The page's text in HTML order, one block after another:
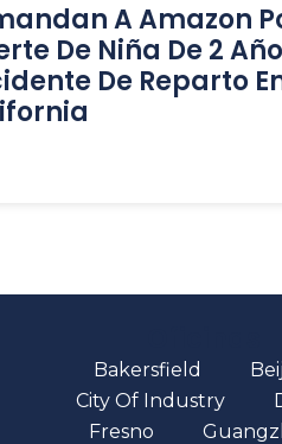
A Amazon
De Niña De 2
De Reparto
Bakersfield
City Of Industry
Fresno